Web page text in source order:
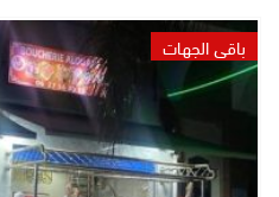
باقي الجهات